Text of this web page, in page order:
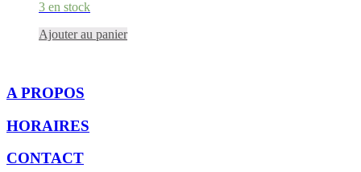
3 en stock
Ajouter au panier
A PROPOS
HORAIRES
CONTACT